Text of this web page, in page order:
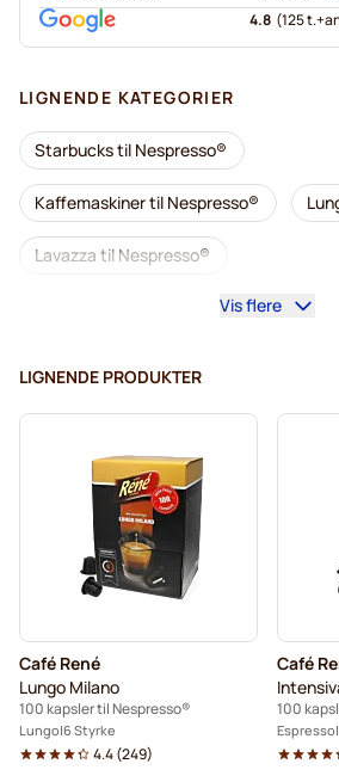
4.8 (125 t.+
LIGNENDE KATEGORIER
Starbucks til Nespresso®
Kaffemaskiner til Nespresso®
Lavazza til Nespresso®
illy kaffekapsler til Nespresso®
Tilbehør til Nespresso® Alt til
Afkalkning og plejeprodukter til
L'OR kaffekapsler til Nespresso®
Segafredo kaffekapsler til Nespresso®
Merrild kaffekapsler til Nespresso®
Gevalia kaffekapsler til Nespresso®
Vis flere
LIGNENDE PRODUKTER
Café René
Lungo Milano
100 kapsler til Nespresso®
Lungo 6 Styrke
4.4(249)
Café
100
Espresso